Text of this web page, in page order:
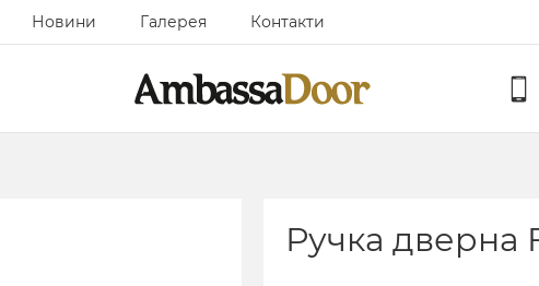
Новини Галерея Контакти
Ручка дверна